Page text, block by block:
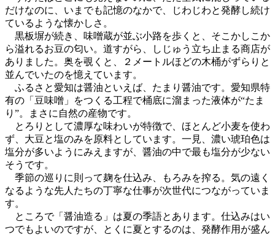
だけなのに、いまでも記憶のなかで、じわじわと発酵し続け
ているような懐かしさ。
黒板塀が続き、味噌蔵が並ぶ小路を歩くと、そこかしこか
ら溢れるお豆の匂い。道すがら、しじゅう立ち止まる商店が
ありました。奥を覗くと、２メートルほどの木桶がずらりと
並んでいたのを憶えています。
ふるさと愛知は醤油といえば、たまり醤油です。愛知県特
有の「豆味噌」をつくる工程で桶底に溜まった液体が“たま
り”。まさに自然の産物です。
とろりとして濃厚な味わいが特徴で、ほとんど小麦を使わ
ず、大豆と塩のみを原料としています。一見、濃い琥珀色は
塩分が多いようにみえますが、醤油の中で最も塩分が少ない
そうです。
季節の巡りに則って麹を仕込み、もろみを搾る。気の遠く
なるような先人たちの丁寧な仕事が次世代につながっていま
す。
ところで「醤油造る」は夏の季語とあります。仕込みはい
つでもよいのですが、とくに夏とするのは、発酵作用が盛ん